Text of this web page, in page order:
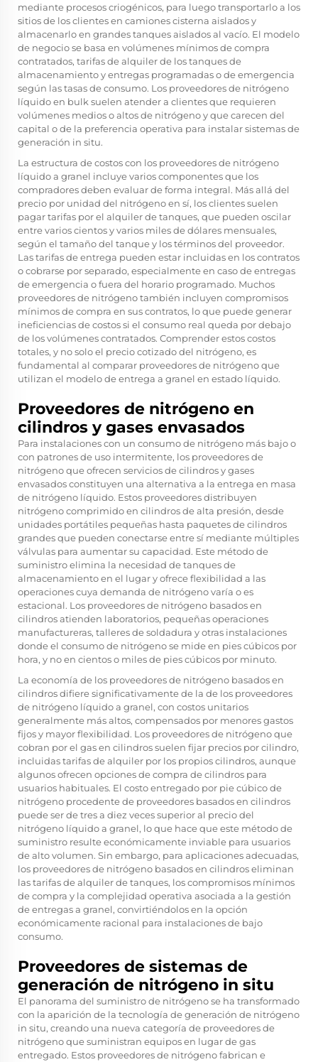
mediante procesos criogénicos, para luego transportarlo a los
sitios de los clientes en camiones cisterna aislados y
almacenarlo en grandes tanques aislados al vacío. El modelo
de negocio se basa en volúmenes mínimos de compra
contratados, tarifas de alquiler de los tanques de
almacenamiento y entregas programadas o de emergencia
según las tasas de consumo. Los proveedores de nitrógeno
líquido en bulk suelen atender a clientes que requieren
volúmenes medios o altos de nitrógeno y que carecen del
capital o de la preferencia operativa para instalar sistemas de
generación in situ.
La estructura de costos con los proveedores de nitrógeno
líquido a granel incluye varios componentes que los
compradores deben evaluar de forma integral. Más allá del
precio por unidad del nitrógeno en sí, los clientes suelen
pagar tarifas por el alquiler de tanques, que pueden oscilar
entre varios cientos y varios miles de dólares mensuales,
según el tamaño del tanque y los términos del proveedor.
Las tarifas de entrega pueden estar incluidas en los contratos
o cobrarse por separado, especialmente en caso de entregas
de emergencia o fuera del horario programado. Muchos
proveedores de nitrógeno también incluyen compromisos
mínimos de compra en sus contratos, lo que puede generar
ineficiencias de costos si el consumo real queda por debajo
de los volúmenes contratados. Comprender estos costos
totales, y no solo el precio cotizado del nitrógeno, es
fundamental al comparar proveedores de nitrógeno que
utilizan el modelo de entrega a granel en estado líquido.
Proveedores de nitrógeno en
cilindros y gases envasados
Para instalaciones con un consumo de nitrógeno más bajo o
con patrones de uso intermitente, los proveedores de
nitrógeno que ofrecen servicios de cilindros y gases
envasados constituyen una alternativa a la entrega en masa
de nitrógeno líquido. Estos proveedores distribuyen
nitrógeno comprimido en cilindros de alta presión, desde
unidades portátiles pequeñas hasta paquetes de cilindros
grandes que pueden conectarse entre sí mediante múltiples
válvulas para aumentar su capacidad. Este método de
suministro elimina la necesidad de tanques de
almacenamiento en el lugar y ofrece flexibilidad a las
operaciones cuya demanda de nitrógeno varía o es
estacional. Los proveedores de nitrógeno basados en
cilindros atienden laboratorios, pequeñas operaciones
manufactureras, talleres de soldadura y otras instalaciones
donde el consumo de nitrógeno se mide en pies cúbicos por
hora, y no en cientos o miles de pies cúbicos por minuto.
La economía de los proveedores de nitrógeno basados en
cilindros difiere significativamente de la de los proveedores
de nitrógeno líquido a granel, con costos unitarios
generalmente más altos, compensados por menores gastos
fijos y mayor flexibilidad. Los proveedores de nitrógeno que
cobran por el gas en cilindros suelen fijar precios por cilindro,
incluidas tarifas de alquiler por los propios cilindros, aunque
algunos ofrecen opciones de compra de cilindros para
usuarios habituales. El costo entregado por pie cúbico de
nitrógeno procedente de proveedores basados en cilindros
puede ser de tres a diez veces superior al precio del
nitrógeno líquido a granel, lo que hace que este método de
suministro resulte económicamente inviable para usuarios
de alto volumen. Sin embargo, para aplicaciones adecuadas,
los proveedores de nitrógeno basados en cilindros eliminan
las tarifas de alquiler de tanques, los compromisos mínimos
de compra y la complejidad operativa asociada a la gestión
de entregas a granel, convirtiéndolos en la opción
económicamente racional para instalaciones de bajo
consumo.
Proveedores de sistemas de
generación de nitrógeno in situ
El panorama del suministro de nitrógeno se ha transformado
con la aparición de la tecnología de generación de nitrógeno
in situ, creando una nueva categoría de proveedores de
nitrógeno que suministran equipos en lugar de gas
entregado. Estos proveedores de nitrógeno fabrican e